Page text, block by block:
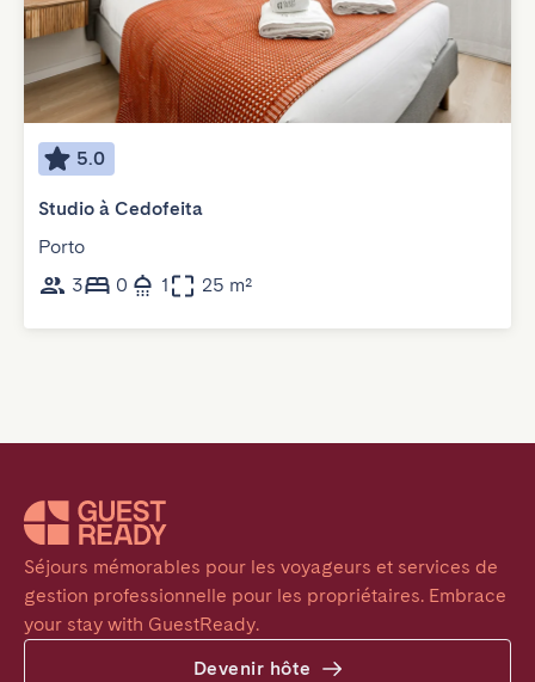
5.0
Studio à Cedofeita
Porto
3
0 1 25 m²
Séjours mémorables pour les voyageurs et services de
gestion professionnelle pour les propriétaires. Embrace
your stay with GuestReady.
Devenir hôte